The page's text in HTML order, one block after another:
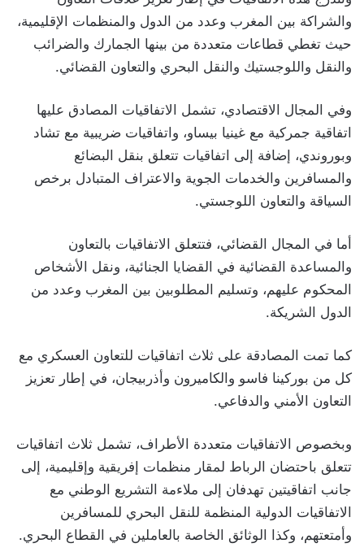
والشراكة بين المغرب وعدد من الدول والمنظمات الإقليمية،
حيث تغطي قطاعات متعددة من بينها الجمارك والضرائب
والنقل واللوجستيك والنقل البحري والتعاون القضائي.
وفي المجال الاقتصادي، تشمل الاتفاقيات المصادق عليها
اتفاقية جمركية مع غينيا بيساو، واتفاقيات ضريبية مع تشاد
وبوروندي، إضافة إلى اتفاقيات تتعلق بنقل البضائع
والمسافرين والخدمات الجوية والاعتراف المتبادل برخص
السياقة والتعاون اللوجستي.
أما في المجال القضائي، فتتعلق الاتفاقيات بالتعاون
والمساعدة القضائية في القضايا الجنائية، ونقل الأشخاص
المحكوم عليهم، وتسليم المطلوبين بين المغرب وعدد من
الدول الشريكة.
كما تمت المصادقة على ثلاث اتفاقيات للتعاون العسكري مع
كل من بوركينا فاسو والكاميرون وأذربيجان، في إطار تعزيز
التعاون الأمني والدفاعي.
وبخصوص الاتفاقيات متعددة الأطراف، تشمل ثلاث اتفاقيات
تتعلق باحتضان الرباط لمقار منظمات إفريقية وإقليمية، إلى
جانب اتفاقيتين تهدفان إلى ملاءمة التشريع الوطني مع
الاتفاقيات الدولية المنظمة للنقل البحري للمسافرين
وأمتعتهم، وكذا الوثائق الخاصة بالعاملين في القطاع البحري.